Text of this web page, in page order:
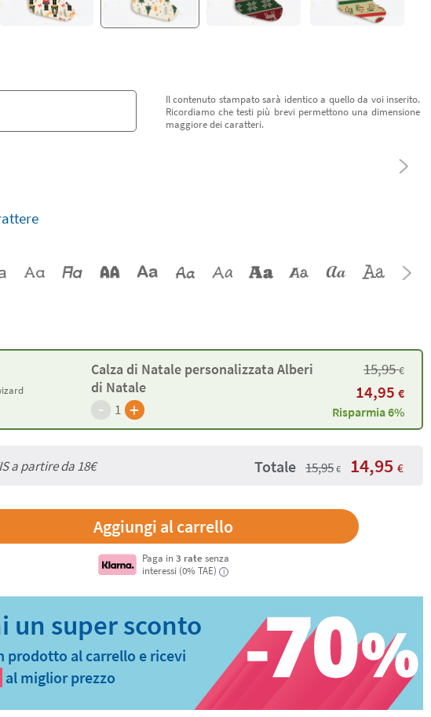
Il contenuto stampato sarà identico a quello da voi inserito.
Ricordiamo che testi più brevi permettono una dimensione
maggiore dei caratteri.
Calza di Natale personalizzata Alberi
di Natale
- 1 +
15,95€
14,95 €
Risparmia 6%
a partire da18€ Totale 15,95 € 14,95 €
Paga in 3 rate senza
interessi (0% TAE)
i
prodotto al carrello e ricevi
al miglior prezzo